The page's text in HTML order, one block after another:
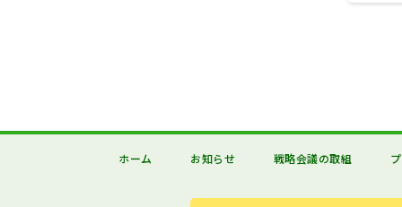
ホーム お知らせ 戦略会議の取組